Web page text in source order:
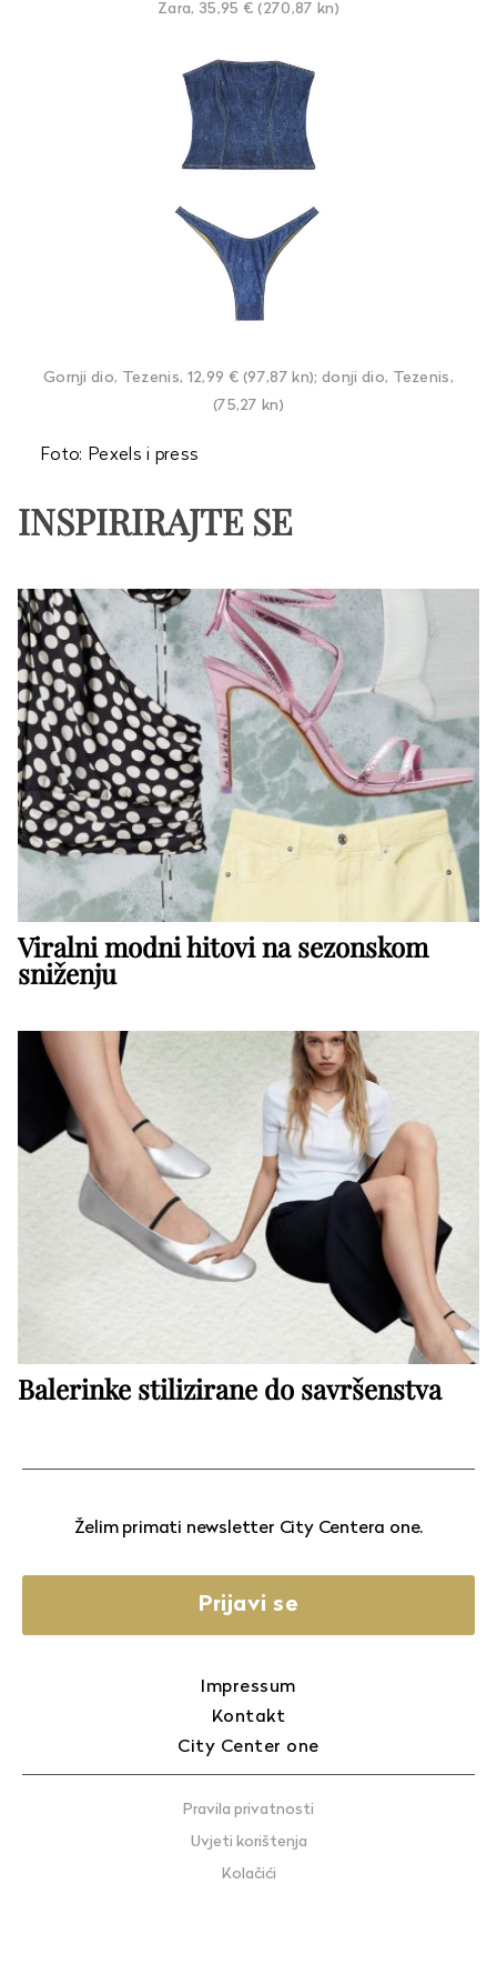
Zara, 35,95 € (270,87 kn)
Gornji dio, Tezenis, 12,99 € (97,87 kn); donji dio, Tezenis,
(75,27 kn)
Foto: Pexels i press
INSPIRIRAJTE SE
Viralni modni hitovi na sezonskom
sniženju
Balerinke stilizirane do savršenstva
Želim primati newsletter City Centera one.
Prijavi se
Impressum
Kontakt
City Center one
Pravila privatnosti
Uvjeti korištenja
Kolačići